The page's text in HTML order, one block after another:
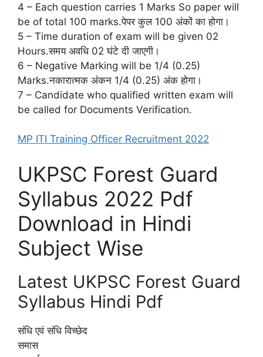
4 – Each question carries 1 Marks So paper will
be of total 100 marks.पेपर कुल 100 अंकों का होगा।
5 – Time duration of exam will be given 02
Hours.समय अवधि 02 घंटे दी जाएगी।
6 – Negative Marking will be 1/4 (0.25)
Marks.नकारात्मक अंकन 1/4 (0.25) अंक होगा।
7 – Candidate who qualified written exam will
be called for Documents Verification.
MP ITI Training Officer Recruitment 2022
UKPSC Forest Guard
Syllabus 2022 Pdf
Download in Hindi
Subject Wise
Latest UKPSC Forest Guard
Syllabus Hindi Pdf
संधि एवं संधि विच्छेद
समास